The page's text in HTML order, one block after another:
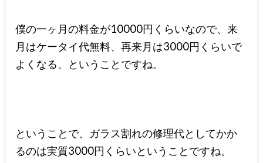
僕の一ヶ月の料金が10000円くらいなので、来
月はケータイ代無料、再来月は3000円くらいで
よくなる、ということですね。
ということで、ガラス割れの修理代としてかか
るのは実質3000円くらいということですね。